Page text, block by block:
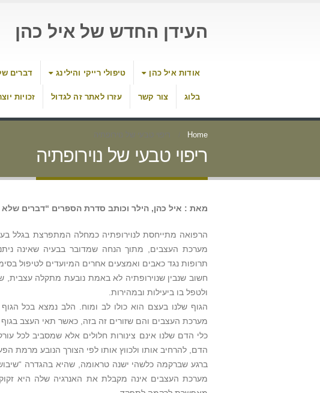
העידן החדש של איל כהן
אודות איל כהן טיפולי רייקי והילינג דברים
בלוג צור קשר עזרו לאתר זה לגדול זכויות
Home ריפוי טבעי של נוירופתיה
ריפוי טבעי של נוירופתיה
מאת : איל כהן, הילר וכותב סדרת הספרים “דברים
הרפואה מתייחסת לנוירופתיה כמחלה המתפרצת בגלל
מערכת העצבים, מתוך הנחה שמדובר בבעיה שאינה
תרופות נגד כאבים ואמצעים אחרים המיועדים לטיפול
חשוב שנבין שנוירופתיה לא באמת נובעת מתקלה
ולטפל בו ביעילות ובמהירות.
הגוף שלנו בעצם הוא כולו לב ומוח. הלב נמצא בכל
מערכת העצבים והם שזורים זה בזה, כאשר תאי העצב
כלי הדם שלנו אינם צינורות חלולים אלא שמסביב לכל
הדם, להרחיב אותו ולכווץ אותו לפי הצורך הנובע מרמת
ברגע שברקמה כלשהי ישנה טראומה, שהיא בהגדרה
מערכת העצבים אינה מקבלת את האנרגיה שלה היא